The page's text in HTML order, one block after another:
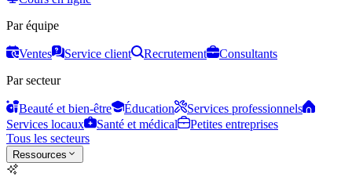
Par équipe
Ventes Service client Recrutement
Consultants
Par secteur
Beauté et bien-être Éducation
Services professionnels
Services locaux
Santé et médical
Petites entreprises
Tous les secteurs
Ressources